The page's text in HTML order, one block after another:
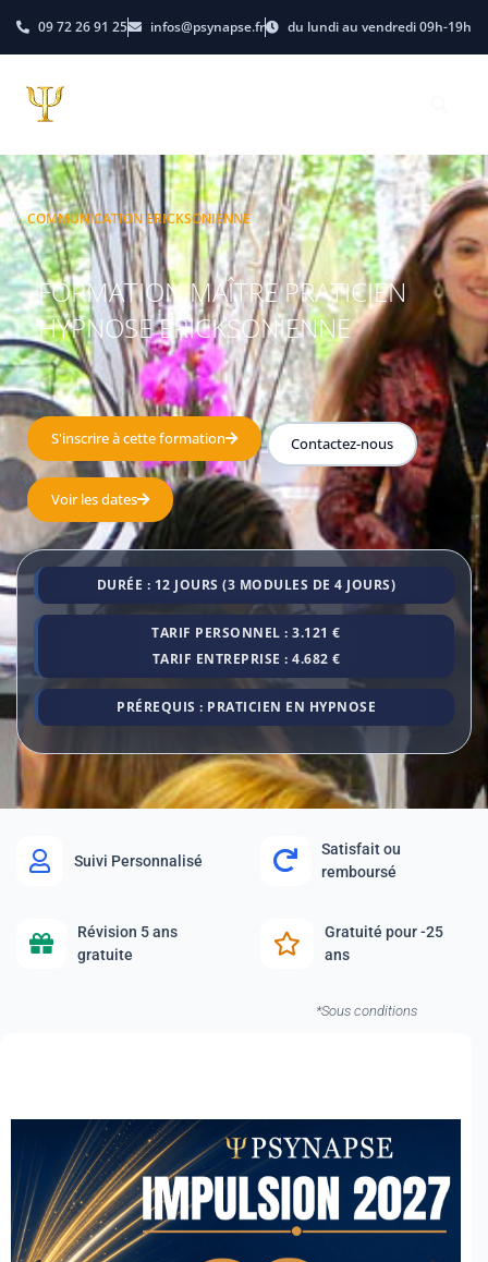
09 72 26 91 25 infos@psynapse.fr du lundi au vendredi 09h-19h
COMMUNICATION ERICKSONIENNE
FORMATION MAÎTRE PRATICIEN
HYPNOSE ERICKSONIENNE
S'inscrire à cette formation Contactez-nous
Voir les dates
DURÉE : 12 JOURS (3 MODULES DE 4 JOURS)
TARIF PERSONNEL : 3.121 €
TARIF ENTREPRISE : 4.682 €
PRÉREQUIS : PRATICIEN EN HYPNOSE
Suivi Personnalisé
Satisfait ou
remboursé
Révision 5 ans
gratuite
Gratuité pour -25
ans
*Sous conditions